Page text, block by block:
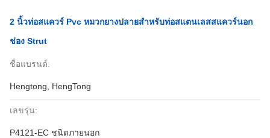
2 นิ้วท่อสแควร์ Pvc หมวกยางปลายสําหรับท่อสแตนเลสสแควร์นอก
ช่อง Strut
ชื่อแบรนด์:
Hengtong, HengTong
เลขรุ่น:
P4121-EC ชนิดภายนอก